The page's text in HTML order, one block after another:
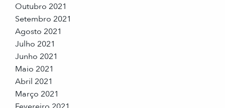
Outubro 2021
Setembro 2021
Agosto 2021
Julho 2021
Junho 2021
Maio 2021
Abril 2021
Março 2021